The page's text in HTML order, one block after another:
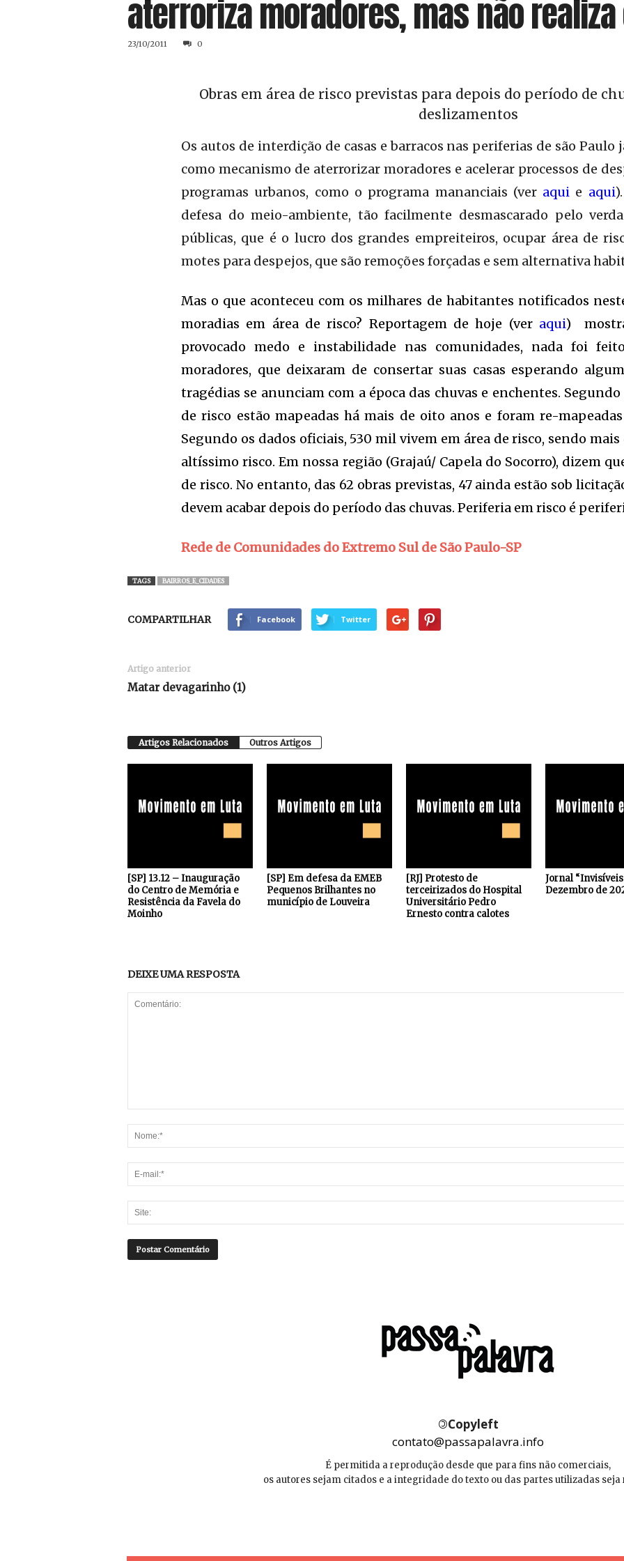
aterroriza moradores, mas não
23/10/2011 0
Obras em área de risco previstas para depois do período de
deslizamentos
Os autos de interdição de casas e barracos nas periferias de são
como mecanismo de aterrorizar moradores e acelerar processos de
programas urbanos, como o programa mananciais (ver aqui e aqui
defesa do meio-ambiente, tão facilmente desmascarado pelo
públicas, que é o lucro dos grandes empreiteiros, ocupar área de
motes para despejos, que são remoções forçadas e sem alternativa
Mas o que aconteceu com os milhares de habitantes notificados
moradias em área de risco? Reportagem de hoje (ver aqui)
provocado medo e instabilidade nas comunidades, nada foi
moradores, que deixaram de consertar suas casas esperando
tragédias se anunciam com a época das chuvas e enchentes.
de risco estão mapeadas há mais de oito anos e foram re-
Segundo os dados oficiais, 530 mil vivem em área de risco, sendo mais
altíssimo risco. Em nossa região (Grajaú/ Capela do Socorro), dizem
de risco. No entanto, das 62 obras previstas, 47 ainda estão sob
devem acabar depois do período das chuvas. Periferia em risco é
Rede de Comunidades do Extremo Sul de São Paulo-SP
TAGS BAIRROS_E_CIDADES
COMPARTILHAR Facebook Twitter
Artigo anterior
Matar devagarinho (1)
Artigos Relacionados Outros Artigos
[SP] 13.12 – Inauguração
do Centro de Memória e
Resistência da Favela do
Moinho
[SP] Em defesa da EMEB
Pequenos Brilhantes no
município de Louveira
[RJ] Protesto de
terceirizados do Hospital
Universitário Pedro
Ernesto contra calotes
Jornal
Dezembro de
DEIXE UMA RESPOSTA
©Copyleft
contato@passapalavra.info
É permitida a reprodução desde que para fins não comerciais,
os autores sejam citados e a integridade do texto ou das partes utilizadas